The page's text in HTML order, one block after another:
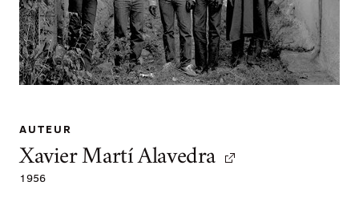
AUTEUR
Xavier Martí Alavedra
1956